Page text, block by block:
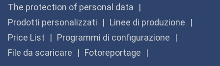
The protection of personal data
Prodotti personalizzati
Linee di produzione
Price List
Programmi di configurazione
File da scaricare
Fotoreportage